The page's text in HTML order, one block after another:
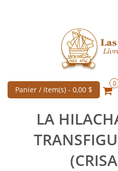
Panier / item(s) - 0,00 $
0
LA